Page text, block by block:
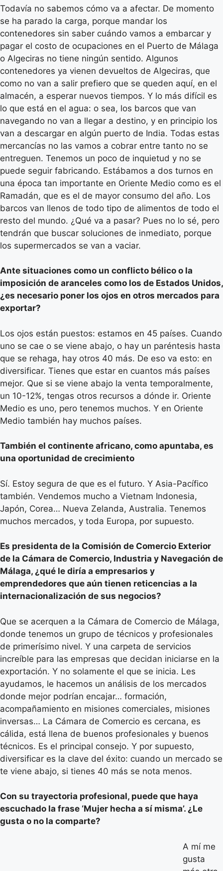
Todavía no sabemos cómo va a afectar. De momento
se ha parado la carga, porque mandar los
contenedores sin saber cuándo vamos a embarcar y
pagar el costo de ocupaciones en el Puerto de Málaga
o Algeciras no tiene ningún sentido. Algunos
contenedores ya vienen devueltos de Algeciras, que
como no van a salir prefiero que se queden aquí, en el
almacén, a esperar nuevos tiempos. Y lo más difícil es
lo que está en el agua: o sea, los barcos que van
navegando no van a llegar a destino, y en principio los
van a descargar en algún puerto de India. Todas estas
mercancías no las vamos a cobrar entre tanto no se
entreguen. Tenemos un poco de inquietud y no se
puede seguir fabricando. Estábamos a dos turnos en
una época tan importante en Oriente Medio como es el
Ramadán, que es el de mayor consumo del año. Los
barcos van llenos de todo tipo de alimentos de todo el
resto del mundo. ¿Qué va a pasar? Pues no lo sé, pero
tendrán que buscar soluciones de inmediato, porque
los supermercados se van a vaciar.
Ante situaciones como un conflicto bélico o la
imposición de aranceles como los de Estados Unidos,
¿es necesario poner los ojos en otros mercados para
exportar?
Los ojos están puestos: estamos en 45 países. Cuando
uno se cae o se viene abajo, o hay un paréntesis hasta
que se rehaga, hay otros 40 más. De eso va esto: en
diversificar. Tienes que estar en cuantos más países
mejor. Que si se viene abajo la venta temporalmente,
un 10-12%, tengas otros recursos a dónde ir. Oriente
Medio es uno, pero tenemos muchos. Y en Oriente
Medio también hay muchos países.
También el continente africano, como apuntaba, es
una oportunidad de crecimiento
Sí. Estoy segura de que es el futuro. Y Asia-Pacífico
también. Vendemos mucho a Vietnam Indonesia,
Japón, Corea… Nueva Zelanda, Australia. Tenemos
muchos mercados, y toda Europa, por supuesto.
Es presidenta de la Comisión de Comercio Exterior
de la Cámara de Comercio, Industria y Navegación de
Málaga, ¿qué le diría a empresarios y
emprendedores que aún tienen reticencias a la
internacionalización de sus negocios?
Que se acerquen a la Cámara de Comercio de Málaga,
donde tenemos un grupo de técnicos y profesionales
de primerísimo nivel. Y una carpeta de servicios
increíble para las empresas que decidan iniciarse en la
exportación. Y no solamente el que se inicia. Les
ayudamos, le hacemos un análisis de los mercados
donde mejor podrían encajar… formación,
acompañamiento en misiones comerciales, misiones
inversas… La Cámara de Comercio es cercana, es
cálida, está llena de buenos profesionales y buenos
técnicos. Es el principal consejo. Y por supuesto,
diversificar es la clave del éxito: cuando un mercado se
te viene abajo, si tienes 40 más se nota menos.
Con su trayectoria profesional, puede que haya
escuchado la frase ‘Mujer hecha a sí misma’. ¿Le
gusta o no la comparte?
A mí me
gusta